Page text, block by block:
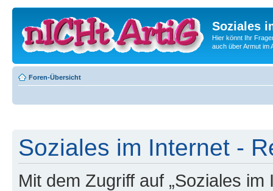
Soziales
Hier könnt Ihr
auch über Armut im
Foren-Übersicht
Soziales im Internet -
Mit dem Zugriff auf „Soziales